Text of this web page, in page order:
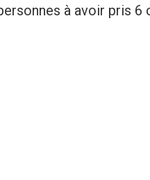
à avoir pris 6